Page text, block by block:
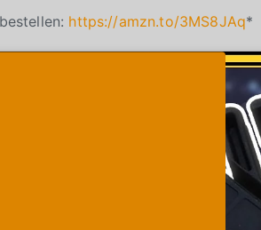
https://amzn.to/3MS8JAq*